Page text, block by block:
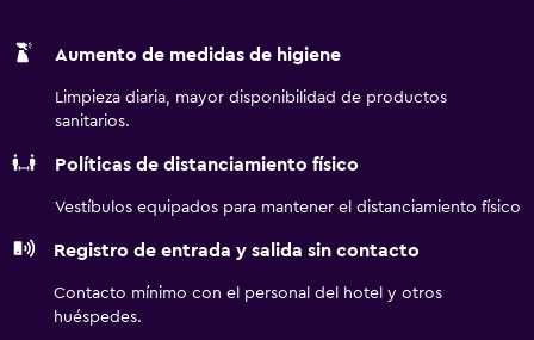
limpieza de forma limitada. Los servicios de ocio y
Aumento de medidas de higiene
Limpieza diaria, mayor disponibilidad de productos
sanitarios.
Políticas de distanciamiento físico
Vestíbulos equipados para mantener el distanciamiento físico
Registro de entrada y salida sin contacto
Contacto mínimo con el personal del hotel y otros
huéspedes.